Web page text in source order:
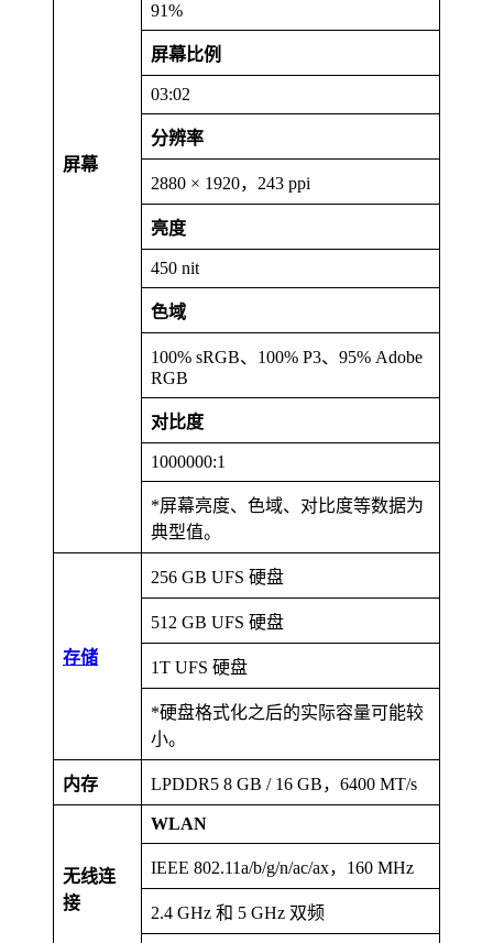
屏幕
91%
屏幕比例
03:02
分辨率
2880 × 1920，243 ppi
亮度
450 nit
色域
100% sRGB、100% P3、95% Adobe
RGB
对比度
1000000:1
*屏幕亮度、色域、对比度等数据为
典型值。
存储
256 GB UFS 硬盘
512 GB UFS 硬盘
1T UFS 硬盘
*硬盘格式化之后的实际容量可能较
小。
内存 LPDDR5 8 GB / 16 GB，6400 MT/s
无线连
接
WLAN
IEEE 802.11a/b/g/n/ac/ax，160 MHz
2.4 GHz 和 5 GHz 双频